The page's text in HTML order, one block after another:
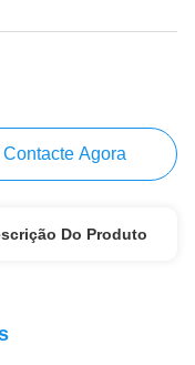
Contacte Agora
Do Produto